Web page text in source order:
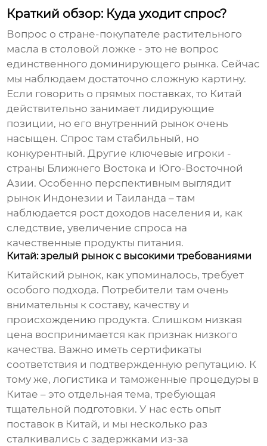
Краткий обзор: Куда уходит спрос?
Вопрос о стране-покупателе растительного
масла в столовой ложке - это не вопрос
единственного доминирующего рынка. Сейчас
мы наблюдаем достаточно сложную картину.
Если говорить о прямых поставках, то Китай
действительно занимает лидирующие
позиции, но его внутренний рынок очень
насыщен. Спрос там стабильный, но
конкурентный. Другие ключевые игроки -
страны Ближнего Востока и Юго-Восточной
Азии. Особенно перспективным выглядит
рынок Индонезии и Таиланда – там
наблюдается рост доходов населения и, как
следствие, увеличение спроса на
качественные продукты питания.
Китай: зрелый рынок с высокими требованиями
Китайский рынок, как упоминалось, требует
особого подхода. Потребители там очень
внимательны к составу, качеству и
происхождению продукта. Слишком низкая
цена воспринимается как признак низкого
качества. Важно иметь сертификаты
соответствия и подтвержденную репутацию. К
тому же, логистика и таможенные процедуры в
Китае – это отдельная тема, требующая
тщательной подготовки. У нас есть опыт
поставок в Китай, и мы несколько раз
сталкивались с задержками из-за